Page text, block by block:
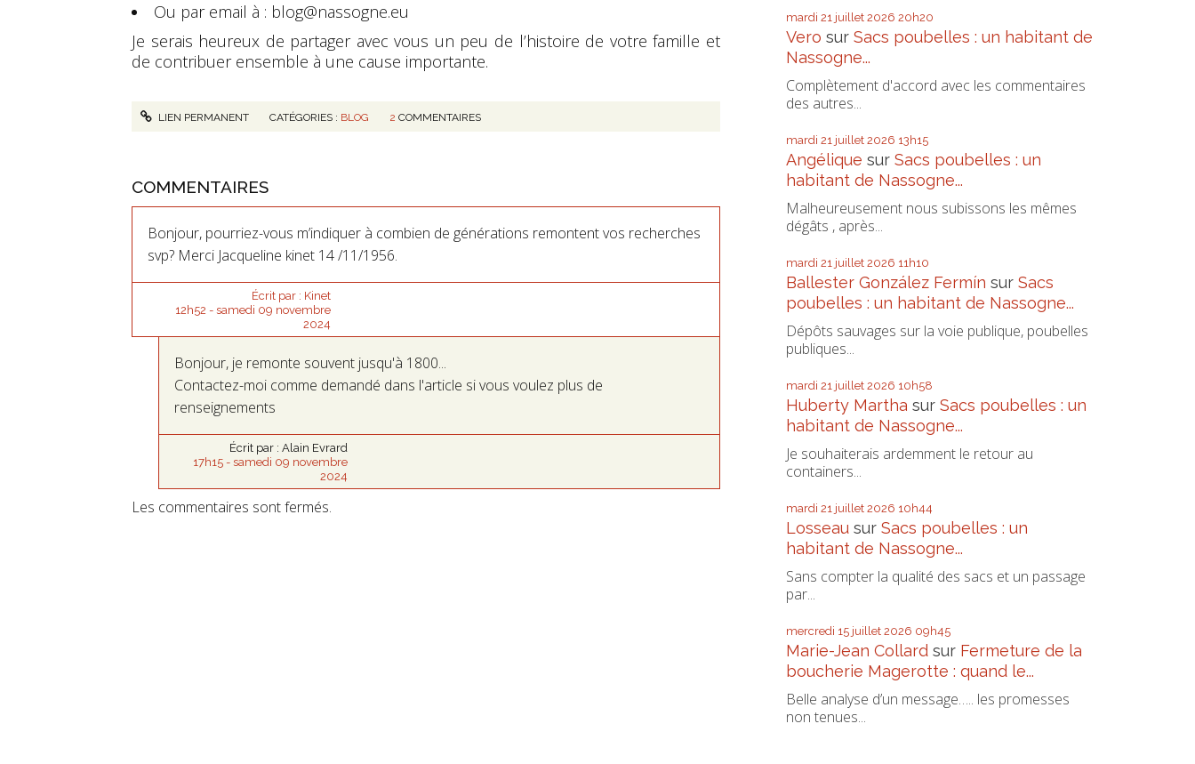
Ou par email à : blog@nassogne.eu
Je serais heureux de partager avec vous un peu de l’histoire de votre famille et
de contribuer ensemble à une cause importante.
LIEN PERMANENT CATÉGORIES : BLOG 2 COMMENTAIRES
COMMENTAIRES
Bonjour, pourriez-vous m’indiquer à combien de générations remontent vos recherches
svp? Merci Jacqueline kinet 14 /11/1956.
Écrit par : Kinet
12h52 - samedi 09 novembre
2024
Bonjour, je remonte souvent jusqu'à 1800...
Contactez-moi comme demandé dans l'article si vous voulez plus de
renseignements
Écrit par : Alain Evrard
17h15- samedi 09 novembre
2024
Les commentaires sont fermés.
mardi 21 juillet 2026 20h20
Vero surSacs poubelles : un habitant de
Nassogne...
Complètement d'accord avec les commentaires
des autres...
mardi 21 juillet 2026 13h15
Angélique surSacs poubelles : un
habitant de Nassogne...
Malheureusement nous subissons les mêmes
dégâts , après...
mardi 21 juillet 2026 11h10
Ballester González Fermín surSacs
poubelles : un habitant de Nassogne...
Dépôts sauvages sur la voie publique, poubelles
publiques...
mardi 21 juillet 2026 10h58
Huberty Martha surSacs poubelles : un
habitant de Nassogne...
Je souhaiterais ardemment le retour au
containers...
mardi 21 juillet 2026 10h44
Losseau surSacs poubelles : un
habitant de Nassogne...
Sans compter la qualité des sacs et un passage
par...
mercredi 15 juillet 2026 09h45
Marie-Jean Collard sur Fermeture de la
boucherie Magerotte : quand le...
Belle analyse d’un message….. les promesses
non tenues...